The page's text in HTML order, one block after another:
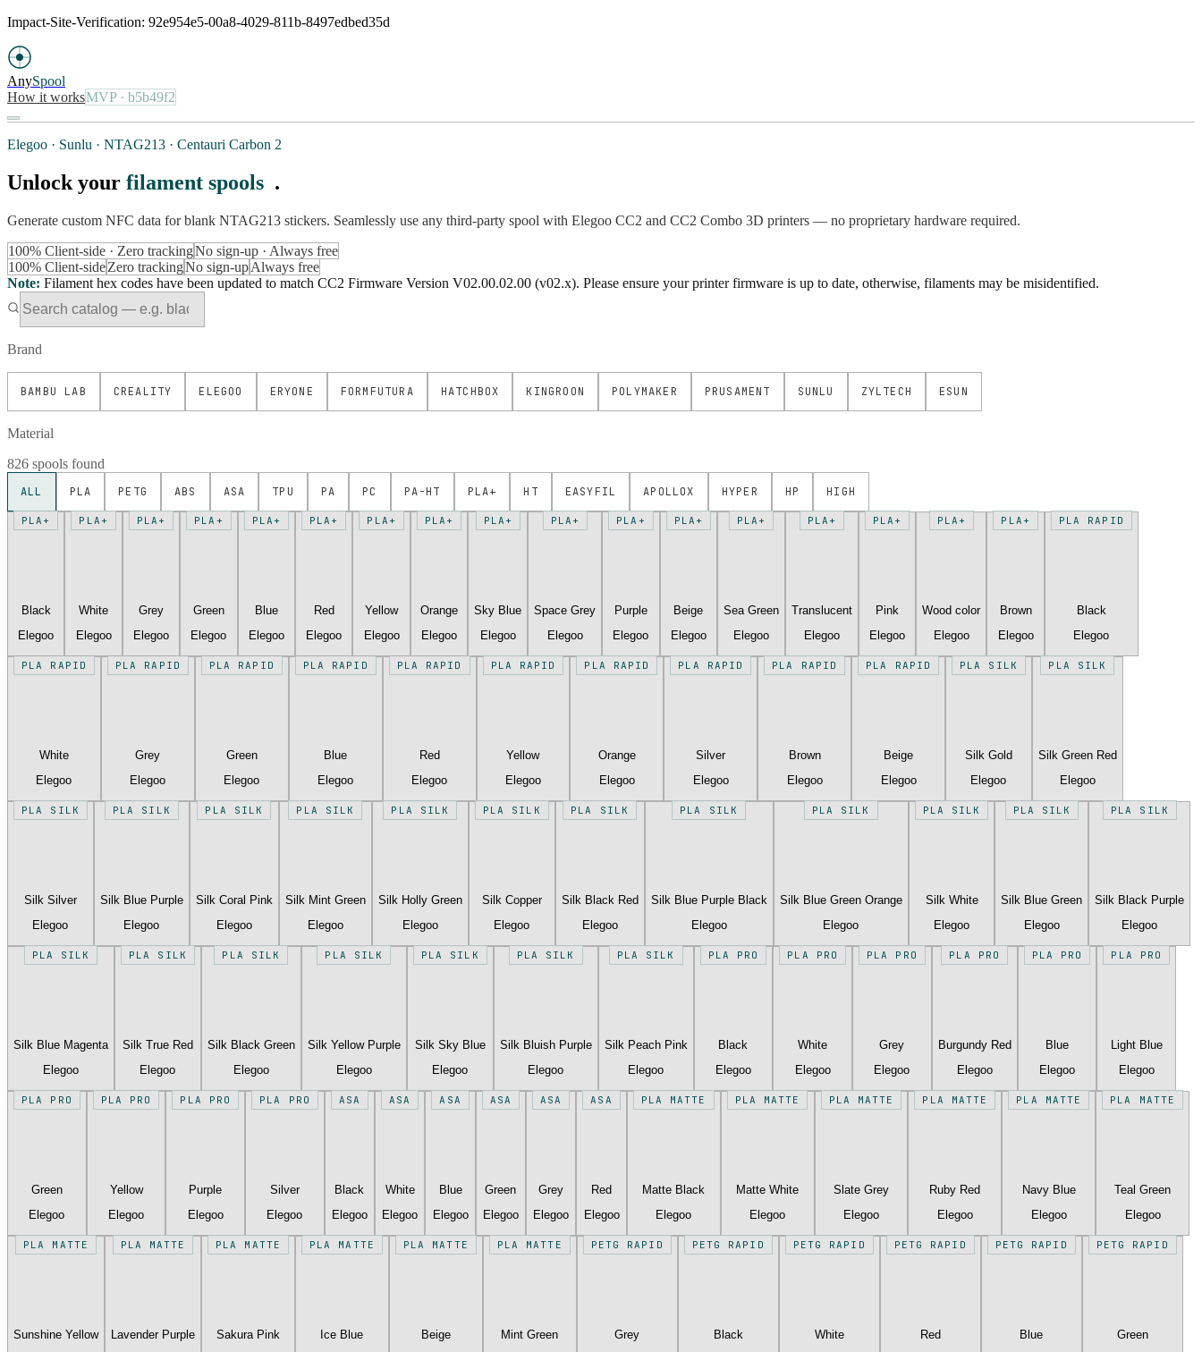
Impact-Site-Verification: 92e954e5-00a8-4029-811b-8497edbed35d
AnySpool
How it worksMVP· b5b49f2
Elegoo · Sunlu · NTAG213 · Centauri Carbon 2
Unlock your filament spools .
Generate custom NFC data for blank NTAG213 stickers. Seamlessly use any third-party spool with Elegoo CC2 and CC2 Combo 3D printers — no proprietary hardware required.
100% Client-side · Zero trackingNo sign-up · Always free
100% Client-sideZero trackingNo sign-upAlways free
Note: Filament hex codes have been updated to match CC2 Firmware Version V02.00.02.00 (v02.x). Please ensure your printer firmware is up to date, otherwise, filaments may be misidentified.
Brand
BAMBU LAB CREALITY ELEGOO ERYONE FORMFUTURA HATCHBOX KINGROON POLYMAKER PRUSAMENT SUNLU ZYLTECH ESUN
Material
826 spools found
ALL PLA PETG ABS ASA TPU PA PC PA-HT PLA+ HT EASYFIL APOLLOX HYPER HP HIGH
PLA+
Black
Elegoo
PLA+
White
Elegoo
PLA+
Grey
Elegoo
PLA+
Green
Elegoo
PLA+
Blue
Elegoo
PLA+
Red
Elegoo
PLA+
Yellow
Elegoo
PLA+
Orange
Elegoo
PLA+
Sky Blue
Elegoo
PLA+
Space Grey
Elegoo
PLA+
Purple
Elegoo
PLA+
Beige
Elegoo
PLA+
Sea Green
Elegoo
PLA+
Translucent
Elegoo
PLA+
Pink
Elegoo
PLA+
Wood color
Elegoo
PLA+
Brown
Elegoo
PLA RAPID
Black
Elegoo
PLA RAPID
White
Elegoo
PLA RAPID
Grey
Elegoo
PLA RAPID
Green
Elegoo
PLA RAPID
Blue
Elegoo
PLA RAPID
Red
Elegoo
PLA RAPID
Yellow
Elegoo
PLA RAPID
Orange
Elegoo
PLA RAPID
Silver
Elegoo
PLA RAPID
Brown
Elegoo
PLA RAPID
Beige
Elegoo
PLA SILK
Silk Gold
Elegoo
PLA SILK
Silk Green Red
Elegoo
PLA SILK
Silk Silver
Elegoo
PLA SILK
Silk Blue Purple
Elegoo
PLA SILK
Silk Coral Pink
Elegoo
PLA SILK
Silk Mint Green
Elegoo
PLA SILK
Silk Holly Green
Elegoo
PLA SILK
Silk Copper
Elegoo
PLA SILK
Silk Black Red
Elegoo
PLA SILK
Silk Blue Purple Black
Elegoo
PLA SILK
Silk Blue Green Orange
Elegoo
PLA SILK
Silk White
Elegoo
PLA SILK
Silk Blue Green
Elegoo
PLA SILK
Silk Black Purple
Elegoo
PLA SILK
Silk Blue Magenta
Elegoo
PLA SILK
Silk True Red
Elegoo
PLA SILK
Silk Black Green
Elegoo
PLA SILK
Silk Yellow Purple
Elegoo
PLA SILK
Silk Sky Blue
Elegoo
PLA SILK
Silk Bluish Purple
Elegoo
PLA SILK
Silk Peach Pink
Elegoo
PLA PRO
Black
Elegoo
PLA PRO
White
Elegoo
PLA PRO
Grey
Elegoo
PLA PRO
Burgundy Red
Elegoo
PLA PRO
Blue
Elegoo
PLA PRO
Light Blue
Elegoo
PLA PRO
Green
Elegoo
PLA PRO
Yellow
Elegoo
PLA PRO
Purple
Elegoo
PLA PRO
Silver
Elegoo
ASA
Black
Elegoo
ASA
White
Elegoo
ASA
Blue
Elegoo
ASA
Green
Elegoo
ASA
Grey
Elegoo
ASA
Red
Elegoo
PLA MATTE
Matte Black
Elegoo
PLA MATTE
Matte White
Elegoo
PLA MATTE
Slate Grey
Elegoo
PLA MATTE
Ruby Red
Elegoo
PLA MATTE
Navy Blue
Elegoo
PLA MATTE
Teal Green
Elegoo
PLA MATTE
Sunshine Yellow
PLA MATTE
Lavender Purple
PLA MATTE
Sakura Pink
PLA MATTE
Ice Blue
PLA MATTE
Beige
PLA MATTE
Mint Green
PETG RAPID
Grey
PETG RAPID
Black
PETG RAPID
White
PETG RAPID
Red
PETG RAPID
Blue
PETG RAPID
Green